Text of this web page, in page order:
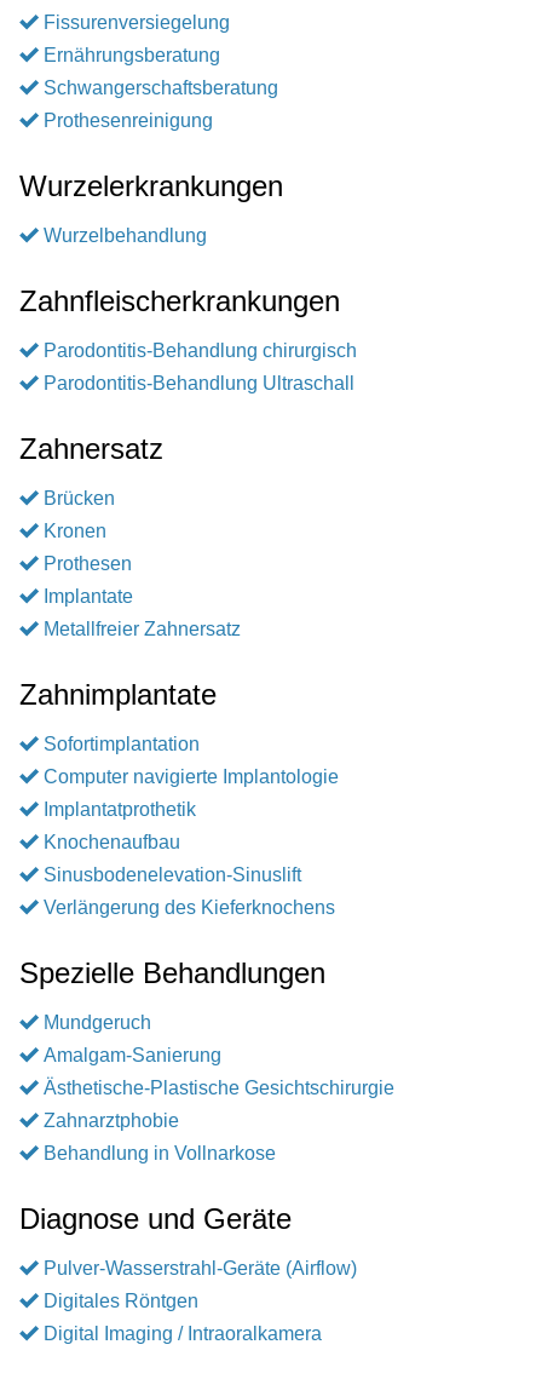
Fissurenversiegelung
Ernährungsberatung
Schwangerschaftsberatung
Prothesenreinigung
Wurzelerkrankungen
Wurzelbehandlung
Zahnfleischerkrankungen
Parodontitis-Behandlung chirurgisch
Parodontitis-Behandlung Ultraschall
Zahnersatz
Brücken
Kronen
Prothesen
Implantate
Metallfreier Zahnersatz
Zahnimplantate
Sofortimplantation
Computer navigierte Implantologie
Implantatprothetik
Knochenaufbau
Sinusbodenelevation-Sinuslift
Verlängerung des Kieferknochens
Spezielle Behandlungen
Mundgeruch
Amalgam-Sanierung
Ästhetische-Plastische Gesichtschirurgie
Zahnarztphobie
Behandlung in Vollnarkose
Diagnose und Geräte
Pulver-Wasserstrahl-Geräte (Airflow)
Digitales Röntgen
Digital Imaging / Intraoralkamera